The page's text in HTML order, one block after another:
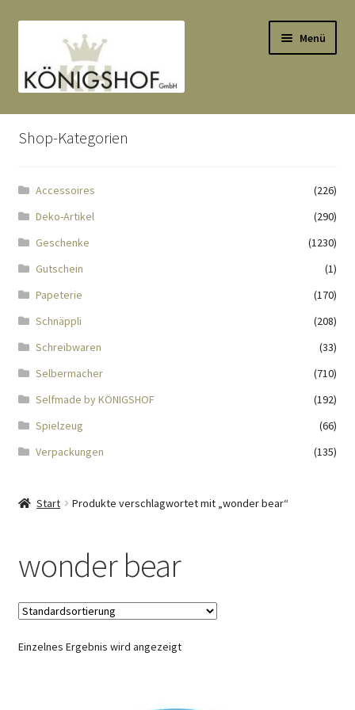
Navigation
springen
springen
Menü
Start
Anlässe
Datenauszug
Echtheit von Bewertungen
Impressum
Kasse
KÖNIGSHOF-Lädeli
Kontaktformular
Kunden-/Mitarbeitergeschenke
Shop-Kategorien
Accessoires
(226)
Deko-Artikel
(290)
Geschenke
(1230)
Gutschein
(1)
Papeterie
(170)
Schnäppli
(208)
Schreibwaren
(33)
Selbermacher
(710)
Selfmade by KÖNIGSHOF
(192)
Spielzeug
(66)
Verpackungen
(135)
Start Produkte verschlagwortet mit „wonder bear“
wonder bear
Einzelnes Ergebnis wird angezeigt